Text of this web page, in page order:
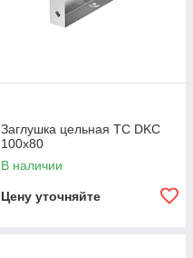
Заглушка цельная ТС DKC
100х80
В наличии
Цену уточняйте